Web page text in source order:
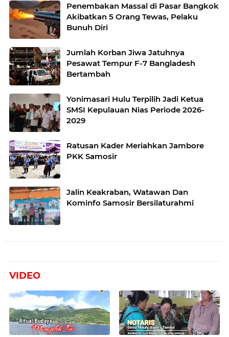
Penembakan Massal di Pasar Bangkok
Akibatkan 5 Orang Tewas, Pelaku
Bunuh Diri
Jumlah Korban Jiwa Jatuhnya
Pesawat Tempur F-7 Bangladesh
Bertambah
Yonimasari Hulu Terpilih Jadi Ketua
SMSI Kepulauan Nias Periode 2026-
2029
Ratusan Kader Meriahkan Jambore
PKK Samosir
Jalin Keakraban, Watawan Dan
Kominfo Samosir Bersilaturahmi
VIDEO